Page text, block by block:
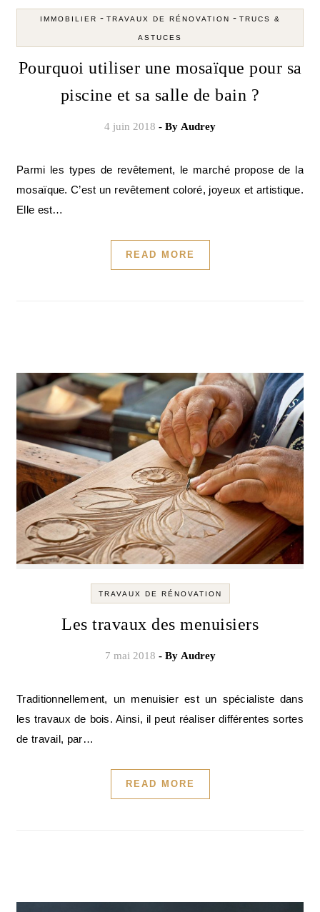
IMMOBILIER - TRAVAUX DE RÉNOVATION - TRUCS &
ASTUCES
Pourquoi utiliser une mosaïque pour sa
piscine et sa salle de bain ?
4 juin 2018 - By Audrey
Parmi les types de revêtement, le marché propose de la
mosaïque. C’est un revêtement coloré, joyeux et artistique.
Elle est…
READ MORE
TRAVAUX DE RÉNOVATION
Les travaux des menuisiers
7 mai 2018 - By Audrey
Traditionnellement, un menuisier est un spécialiste dans
les travaux de bois. Ainsi, il peut réaliser différentes sortes
de travail, par…
READ MORE